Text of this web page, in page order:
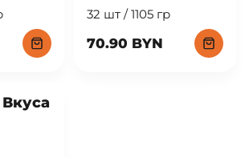
32 шт / 1105 гр
70.90 BYN